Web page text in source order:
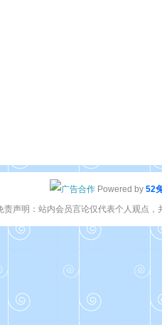
Powered by 52
责声明：站内会员言论仅代表个人观点